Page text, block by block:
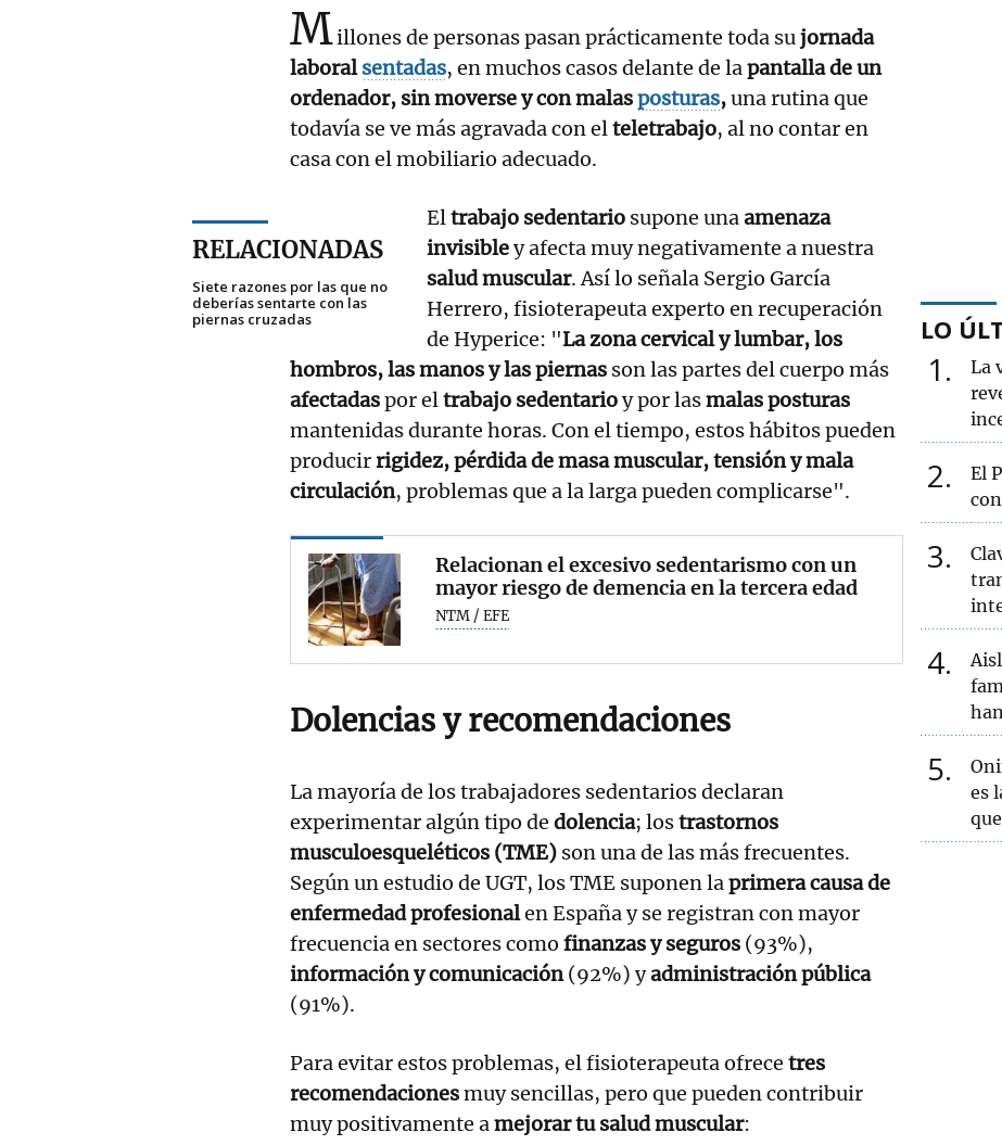
Millones de personas pasan prácticamente toda sujornada
laboralsentadas, en muchos casos delante de lapantalla de un
ordenador, sin moverse y con malasposturas,una rutina que
todavía se ve más agravada con elteletrabajo, al no contar en
casa con el mobiliario adecuado.
RELACIONADAS
Siete razones por las que no
deberías sentarte con las
piernas cruzadas
Eltrabajo sedentario supone unaamenaza
invisibley afecta muy negativamente a nuestra
salud muscular. Así lo señala Sergio García
Herrero, fisioterapeuta experto en recuperación
de Hyperice: "La zona cervical y lumbar, los
hombros, las manos y las piernas son las partes del cuerpo más
afectadaspor eltrabajo sedentarioy por lasmalas posturas
mantenidas durante horas. Con el tiempo, estos hábitos pueden
producirrigidez, pérdida de masa muscular, tensión y mala
circulación, problemas que a la larga pueden complicarse".
Relacionan el excesivo sedentarismo con un
mayor riesgo de demencia en la tercera edad
NTM / EFE
Dolencias y recomendaciones
La mayoría de los trabajadores sedentarios declaran
experimentar algún tipo de dolencia; lostrastornos
musculoesqueléticos (TME) son una de las más frecuentes.
Según un estudio de UGT, los TME suponen laprimera causa de
enfermedad profesionalen España y se registran con mayor
frecuencia en sectores como finanzas y seguros (93%),
información y comunicación(92%) yadministración pública
(91%).
Para evitar estos problemas, el fisioterapeuta ofrece tres
recomendacionesmuy sencillas, pero que pueden contribuir
muy positivamente amejorar tu salud muscular:
LO
1
La
2
El
3
4
5
es